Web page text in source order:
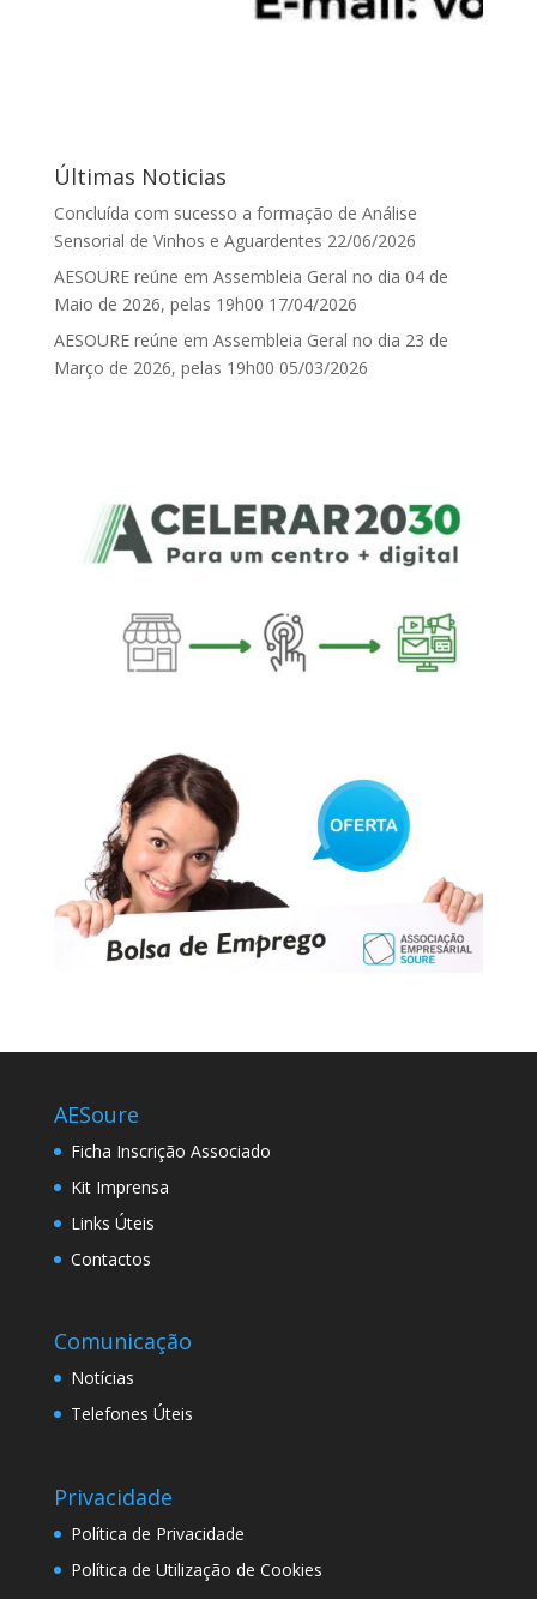
Últimas Noticias
Concluída com sucesso a formação de Análise
Sensorial de Vinhos e Aguardentes 22/06/2026
AESOURE reúne em Assembleia Geral no dia 04 de
Maio de 2026, pelas 19h00 17/04/2026
AESOURE reúne em Assembleia Geral no dia 23 de
Março de 2026, pelas 19h00 05/03/2026
AESoure
Ficha Inscrição Associado
Kit Imprensa
Links Úteis
Contactos
Comunicação
Notícias
Telefones Úteis
Privacidade
Política de Privacidade
Política de Utilização de Cookies